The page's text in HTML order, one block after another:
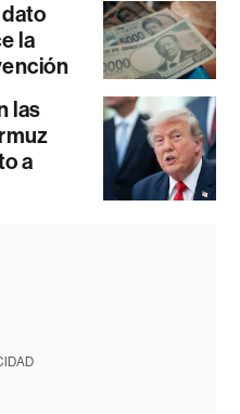
dato
la
las
a